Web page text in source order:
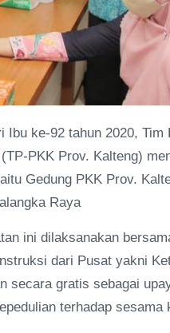
ke-92 tahun 2020, Tim
PKK Prov. Kalteng)
Gedung PKK Prov.
Raya
ini dilaksanakan
dari Pusat yakni
secara gratis sebagai
terhadap sesama